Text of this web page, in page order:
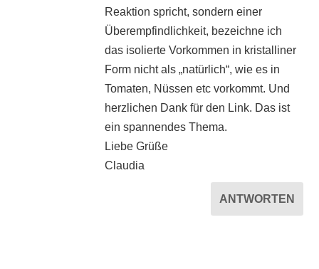
Reaktion spricht, sondern einer
Überempfindlichkeit, bezeichne ich
das isolierte Vorkommen in kristalliner
Form nicht als „natürlich“, wie es in
Tomaten, Nüssen etc vorkommt. Und
herzlichen Dank für den Link. Das ist
ein spannendes Thema.
Liebe Grüße
Claudia
ANTWORTEN